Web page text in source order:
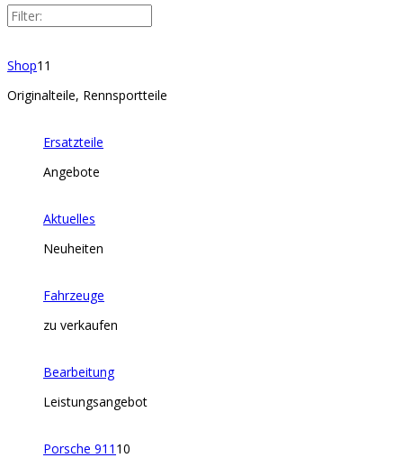
Shop11
Originalteile, Rennsportteile
Ersatzteile
Angebote
Aktuelles
Neuheiten
Fahrzeuge
zu verkaufen
Bearbeitung
Leistungsangebot
Porsche 911 10